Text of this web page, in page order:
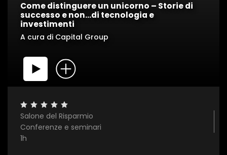
Come distinguere un unicorno – Storie di
successo e non…di tecnologia e
investimenti
A cura di Capital Group
Salone del Risparmio
Conferenze e seminari
1h